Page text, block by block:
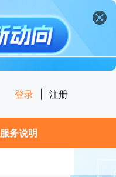
登录 注册
服务说明